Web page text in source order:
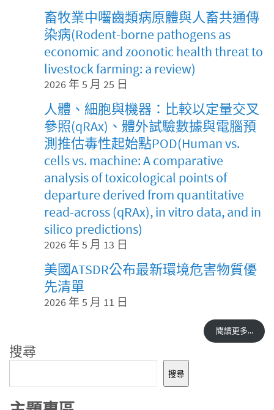
畜牧業中囓齒類病原體與人畜共通傳
染病(Rodent-borne pathogens as
economic and zoonotic health threat to
livestock farming: a review)
2026 年 5 月 25 日
人體、細胞與機器：比較以定量交叉
參照(qRAx)、體外試驗數據與電腦預
測推估毒性起始點POD(Human vs.
cells vs. machine: A comparative
analysis of toxicological points of
departure derived from quantitative
read-across (qRAx), in vitro data, and in
silico predictions)
2026 年 5 月 13 日
美國ATSDR公布最新環境危害物質優
先清單
2026 年 5 月 11 日
閱讀更多...
搜尋
搜尋